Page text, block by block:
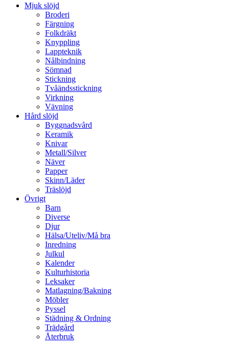
Mjuk slöjd
Broderi
Färgning
Folkdräkt
Knyppling
Lappteknik
Nålbindning
Sömnad
Stickning
Tvåändsstickning
Virkning
Vävning
Hård slöjd
Byggnadsvård
Keramik
Knivar
Metall/Silver
Näver
Papper
Skinn/Läder
Träslöjd
Övrigt
Barn
Diverse
Djur
Hälsa/Uteliv/Må bra
Inredning
Julkul
Kalender
Kulturhistoria
Leksaker
Matlagning/Bakning
Möbler
Pyssel
Städning & Ordning
Trädgård
Återbruk